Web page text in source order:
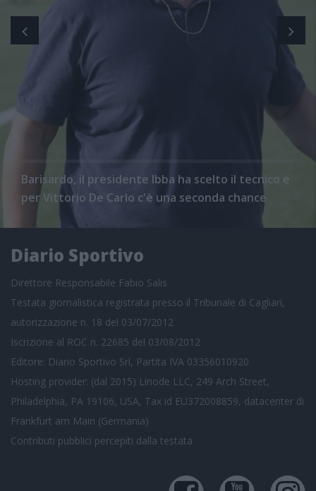
Barisardo, il presidente Ibba ha scelto il tecnico e
per Vittorio De Carlo c'è una seconda chance
Diario Sportivo
Direttore Responsabile Fabio Salis
Testata giornalistica registrata presso il Tribunale di Cagliari,
autorizzazione n. 18 del 03/07/2012
Iscrizione al ROC n. 22685 del 03/08/2012
Editore: Diario Sportivo Srl, Partita IVA 03356010920
Hosting provider: (dal 2015) Linode LLC, 249 Arch Street,
Philadelphia, PA 19106, USA, Tax id EU372008859, datacenter di
Frankfurt am Main (Germania)
Contributi pubblici percepiti dalla testata